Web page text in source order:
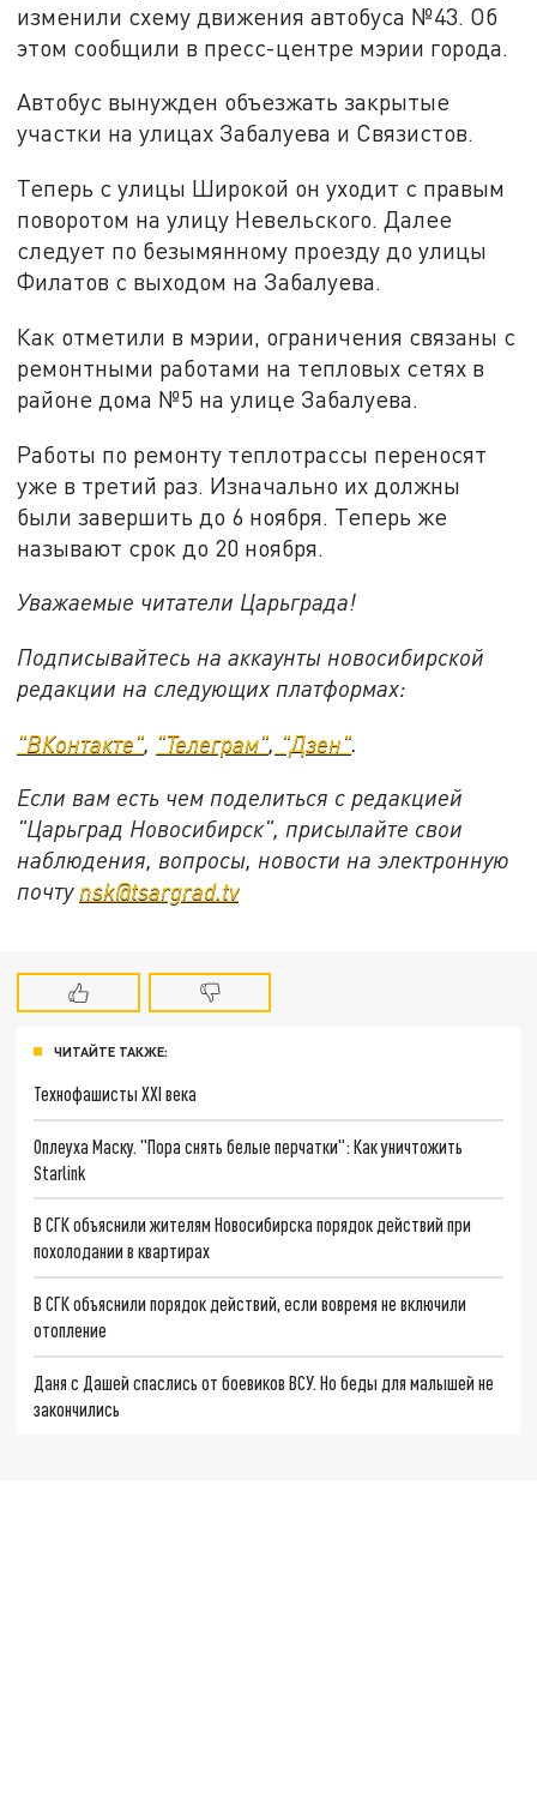
изменили схему движения автобуса №43. Об
этом сообщили в пресс-центре мэрии города.
Автобус вынужден объезжать закрытые
участки на улицах Забалуева и Связистов.
Теперь с улицы Широкой он уходит с правым
поворотом на улицу Невельского. Далее
следует по безымянному проезду до улицы
Филатов с выходом на Забалуева.
Как отметили в мэрии, ограничения связаны с
ремонтными работами на тепловых сетях в
районе дома №5 на улице Забалуева.
Работы по ремонту теплотрассы переносят
уже в третий раз. Изначально их должны
были завершить до 6 ноября. Теперь же
называют срок до 20 ноября.
Уважаемые читатели Царьграда!
Подписывайтесь на аккаунты новосибирской
редакции на следующих платформах:
"ВКонтакте" "Телеграм" "Дзен"
Если вам есть чем поделиться с редакцией
"Царьград Новосибирск", присылайте свои
наблюдения, вопросы, новости на электронную
почту nsk@tsargrad.tv
ЧИТАЙТЕ ТАКЖЕ:
Технофашисты XXI века
Оплеуха Маску. "Пора снять белые перчатки": Как уничтожить
Starlink
В СГК объяснили жителям Новосибирска порядок действий при
похолодании в квартирах
В СГК объяснили порядок действий, если вовремя не включили
отопление
Даня с Дашей спаслись от боевиков ВСУ. Но беды для малышей не
закончились